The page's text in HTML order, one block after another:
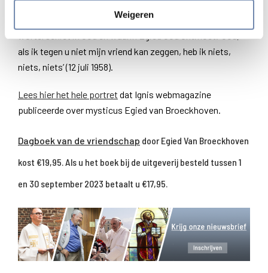
Weigeren
‘Mijn roeping is: aan de mensen de mystieke diepte van de
vriendschap te leren’ (7 maart 1966). Een vriendschap die
als ik tegen u niet mijn vriend kan zeggen, heb ik niets,
niets, niets’ (12 juli 1958).
Lees hier het hele portret dat Ignis webmagazine
publiceerde over mysticus Egied van Broeckhoven.
Dagboek van de vriendschap door Egied Van Broeckhoven
kost €19,95. Als u het boek bij de uitgeverij besteld tussen 1
en 30 september 2023 betaalt u €17,95.